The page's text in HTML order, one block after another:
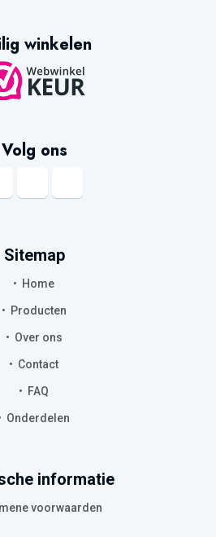
winkelen
Volg ons
Sitemap
Home
Producten
Over ons
Contact
FAQ
Onderdelen
informatie
voorwaarden